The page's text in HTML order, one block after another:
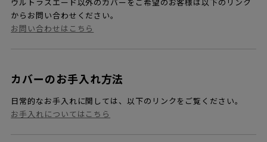
ウルトラスエード以外のカバーをご希望のお客様は以下のリンク
からお問い合わせください。
お問い合わせはこちら
カバーのお手入れ方法
日常的なお手入れに関しては、以下のリンクをご覧ください。
お手入れについてはこちら